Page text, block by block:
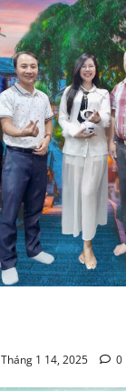
Tháng 1 14, 2025 0